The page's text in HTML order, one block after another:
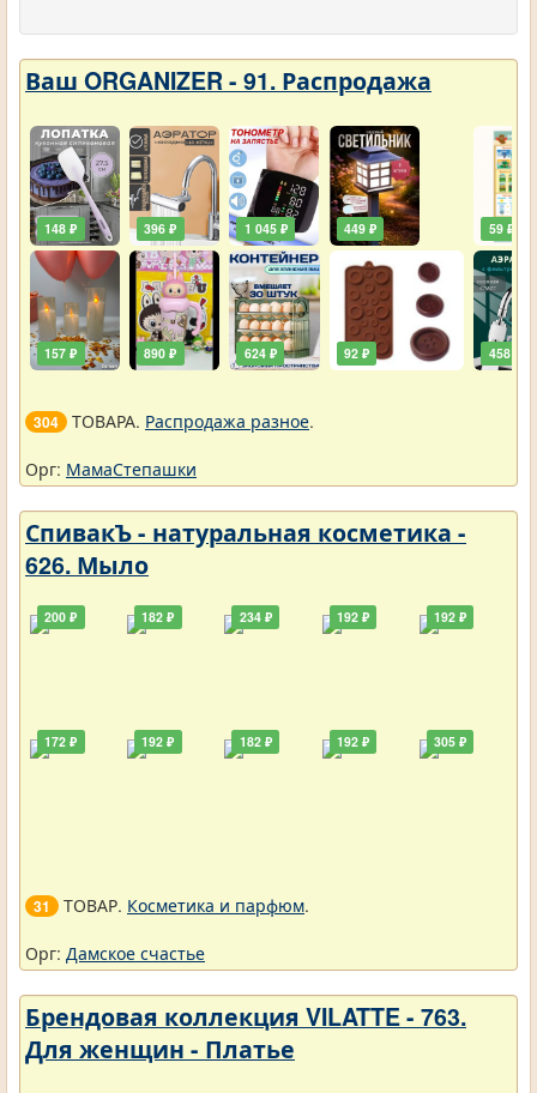
Ваш ORGANIZER - 91. Распродажа
148 ₽
157 ₽
396 ₽
890 ₽
1 045 ₽
624 ₽
449 ₽
92 ₽
59 ₽
458 ₽
304 ТОВАРА. Распродажа разное.
Орг: МамаСтепашки
СпивакЪ - натуральная косметика -
626. Мыло
200 ₽
172 ₽
182 ₽
192 ₽
234 ₽
182 ₽
192 ₽
192 ₽
192 ₽
305 ₽
31 ТОВАР. Косметика и парфюм.
Орг: Дамское счастье
Брендовая коллекция VILATTE - 763.
Для женщин - Платье